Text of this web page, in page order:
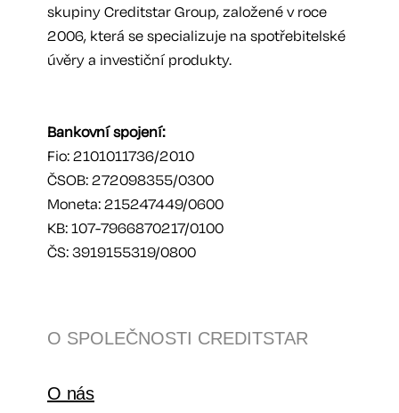
skupiny Creditstar Group, založené v roce
2006, která se specializuje na spotřebitelské
úvěry a investiční produkty.
Bankovní spojení:
Fio: 2101011736/2010
ČSOB: 272098355/0300
Moneta: 215247449/0600
KB: 107-7966870217/0100
ČS: 3919155319/0800
O SPOLEČNOSTI CREDITSTAR
O nás